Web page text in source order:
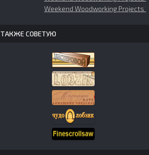
Weekend Woodworking Projects
ТАКЖЕ СОВЕТУЮ